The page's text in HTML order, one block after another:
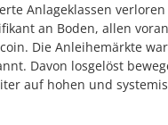
Anlageklassen
an Boden, allen
Die Anleihemärkte
Davon losgelöst
auf hohen und